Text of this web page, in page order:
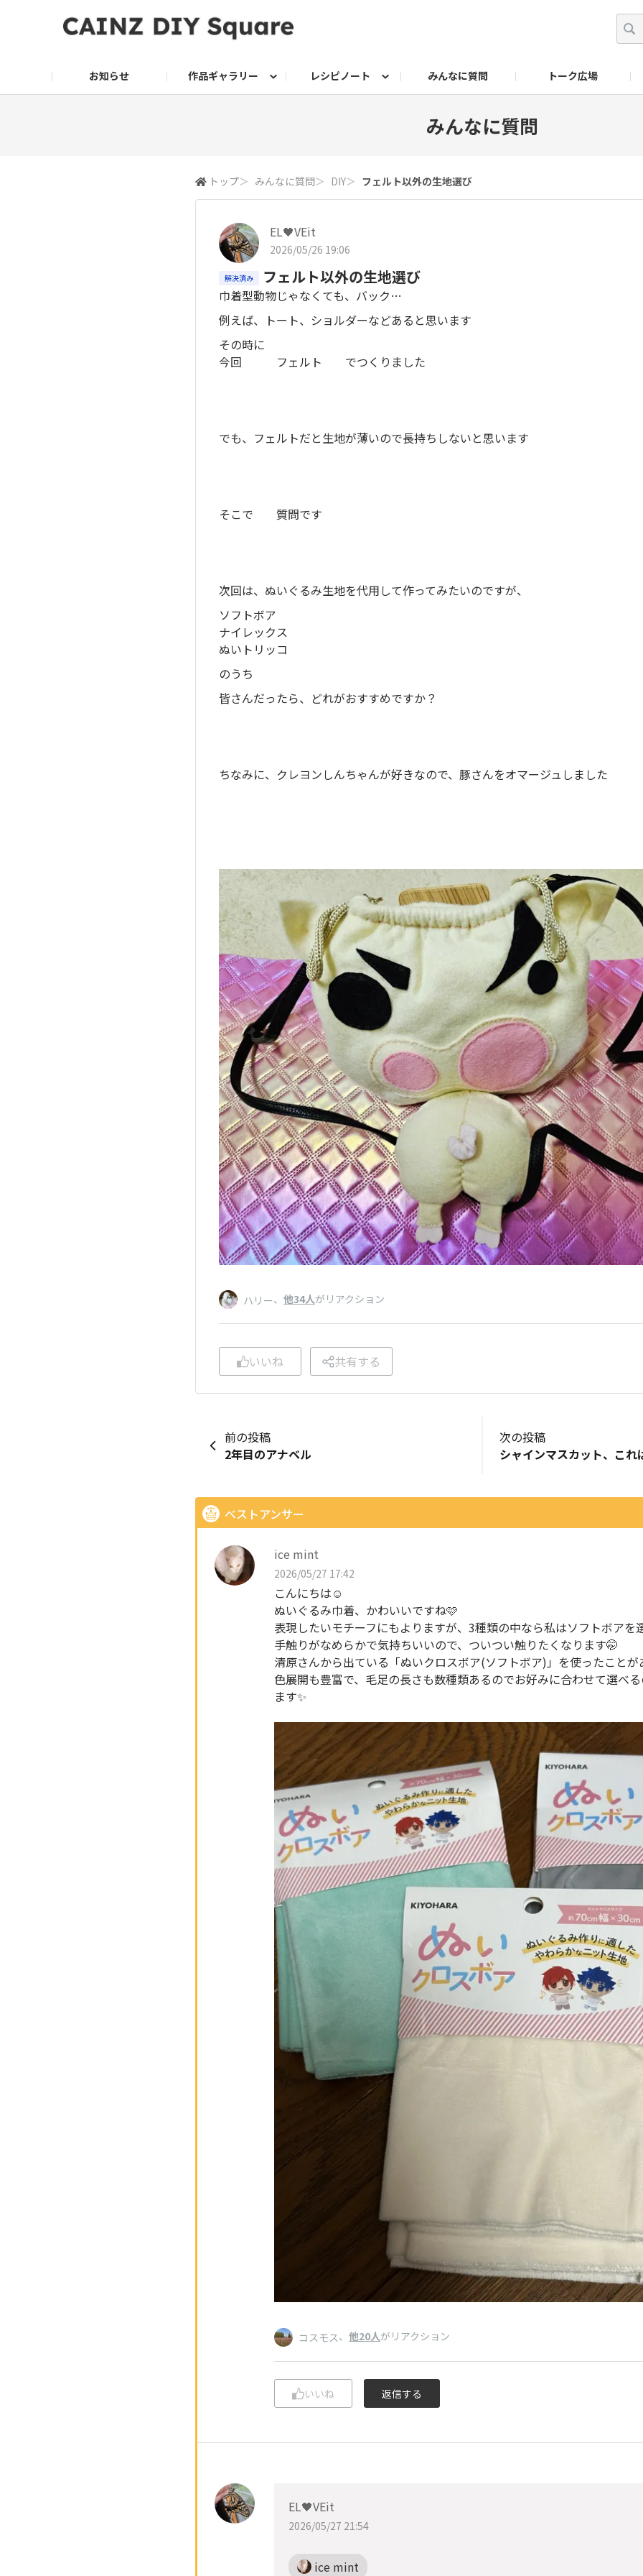
お知らせ 作品ギャラリー レシピノート みんなに質問 トーク広場
みんなに質問
トップ＞ みんなに質問＞ DIY＞ フェルト以外の生地選び
EL🖤VEit
2026/05/26 19:06
解決済み フェルト以外の生地選び
巾着型動物じゃなくても、バック…
例えば、トート、ショルダーなどあると思います
その時に
今回 フェルト でつくりました
でも、フェルトだと生地が薄いので長持ちしないと思います
そこで 質問です
次回は、ぬいぐるみ生地を代用して作ってみたいのですが、
ソフトボア
ナイレックス
ぬいトリッコ
のうち
皆さんだったら、どれがおすすめですか？
ちなみに、クレヨンしんちゃんが好きなので、豚さんをオマージュしました
ハリー、 他34人がリアクション
いいね 共有する
前の投稿
2年目のアナベル
次の投稿
シャインマスカット、これ
ベストアンサー
ice mint
2026/05/27 17:42
こんにちは☺️
ぬいぐるみ巾着、かわいいですね🩷
表現したいモチーフにもよりますが、3種類の中なら私はソフトボアを
手触りがなめらかで気持ちいいので、ついつい触りたくなります🤭
清原さんから出ている「ぬいクロスボア(ソフトボア)」を使ったことが
色展開も豊富で、毛足の長さも数種類あるのでお好みに合わせて選べ
ます✨
コスモス、 他20人がリアクション
いいね 返信する
EL🖤VEit
2026/05/27 21:54
ice mint